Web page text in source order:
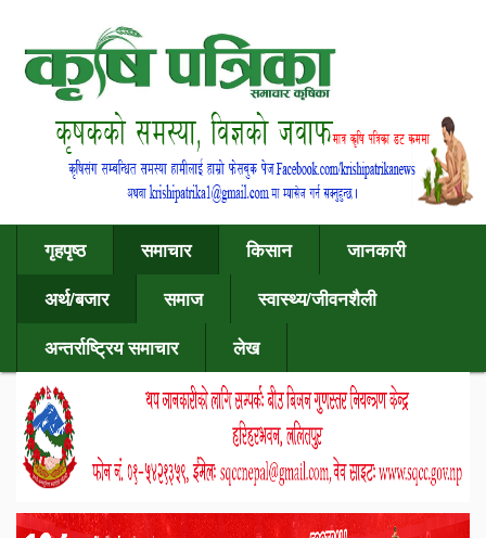
गृहपृष्ठ समाचार किसान
जानकारी
अर्थ/बजार
समाज
स्वास्थ्य/जीवनशैली
अन्तर्राष्ट्रिय समाचार
लेख